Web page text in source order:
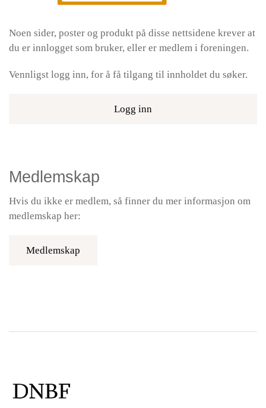
Noen sider, poster og produkt på disse nettsidene krever at
du er innlogget som bruker, eller er medlem i foreningen.
Vennligst logg inn, for å få tilgang til innholdet du søker.
Logg inn
Medlemskap
Hvis du ikke er medlem, så finner du mer informasjon om
medlemskap her:
Medlemskap